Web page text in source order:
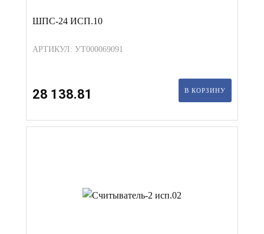
ШПС-24 ИСП.10
АРТИКУЛ: УТ000069091
28 138.81 В КОРЗИНУ